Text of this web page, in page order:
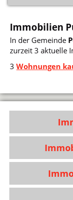
Immobilien
In der Gemeinde
zurzeit 3 aktuelle
3Wohnungen